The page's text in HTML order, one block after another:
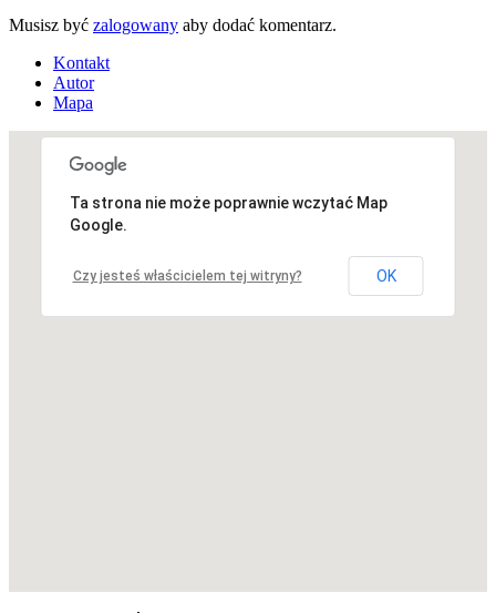
Musisz być zalogowany aby dodać komentarz.
Kontakt
Autor
Mapa
Ta strona nie może poprawnie wczytać Map
Google.
Czy jesteś właścicielem tej witryny? OK
Niestety, adres nie został znaleziony.